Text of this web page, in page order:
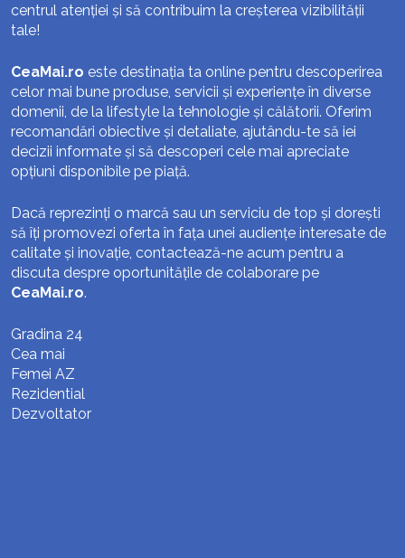
centrul atenției și să contribuim la creșterea vizibilității
tale!
CeaMai.ro este destinația ta online pentru descoperirea
celor mai bune produse, servicii și experiențe în diverse
domenii, de la lifestyle la tehnologie și călătorii. Oferim
recomandări obiective și detaliate, ajutându-te să iei
decizii informate și să descoperi cele mai apreciate
opțiuni disponibile pe piață.
Dacă reprezinți o marcă sau un serviciu de top și dorești
să îți promovezi oferta în fața unei audiențe interesate de
calitate și inovație, contactează-ne acum pentru a
discuta despre oportunitățile de colaborare pe
CeaMai.ro.
Gradina 24
Cea mai
Femei AZ
Rezidential
Dezvoltator